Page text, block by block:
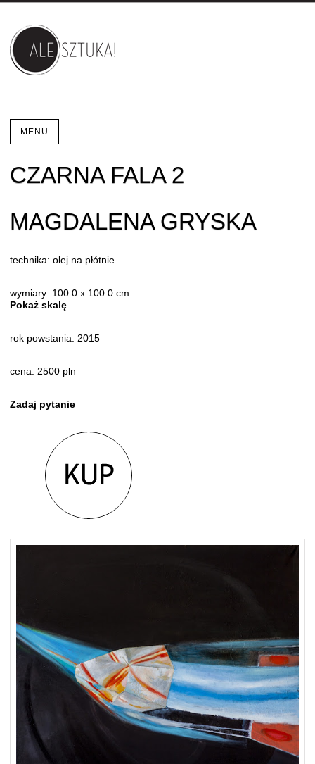
MENU
CZARNA FALA 2
MAGDALENA GRYSKA
technika: olej na płótnie
wymiary: 100.0 x 100.0 cm
Pokaż skalę
rok powstania: 2015
cena: 2500 pln
Zadaj pytanie